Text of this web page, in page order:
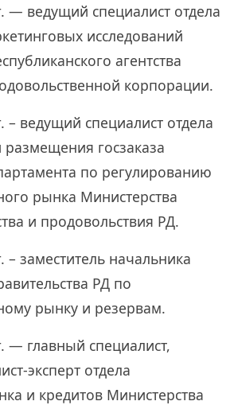
— ведущий специалист отдела
исследований
агентства
корпорации.
– ведущий специалист отдела
госзаказа
по регулированию
рынка Министерства
и продовольствия РД.
– заместитель начальника
РД по
рынку и резервам.
— главный специалист,
эксперт отдела
и кредитов Министерства